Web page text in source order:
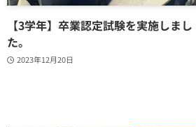
【3学年】卒業認定試験を実施しまし
た。
2023年12月20日